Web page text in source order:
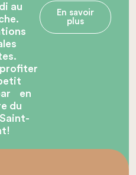
au
profiter
en
du
En savoir
plus